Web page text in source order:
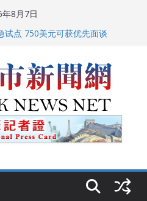
8月7日
试点 750美元可获优先面谈
名警界高层住所 涉纽约警察局腐
请美国老教师罗纳德·萨科尔斯基